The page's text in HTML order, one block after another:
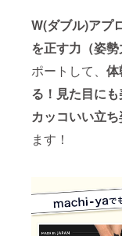
W(ダブル)アプ
を正す力（姿勢
ポートして、 体
る！見た目にも
カッコいい立
ます！